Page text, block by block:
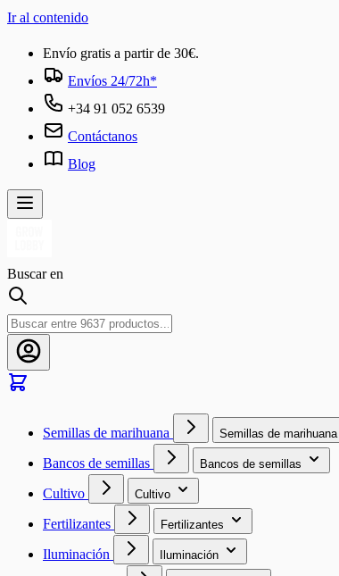
Ir al contenido
Envío gratis a partir de 30€.
Envíos 24/72h*
+34 91 052 6539
Contáctanos
Blog
Buscar en
Semillas de marihuana Semillas de marihuana
Bancos de semillas Bancos de semillas
Cultivo Cultivo
Fertilizantes Fertilizantes
Iluminación Iluminación